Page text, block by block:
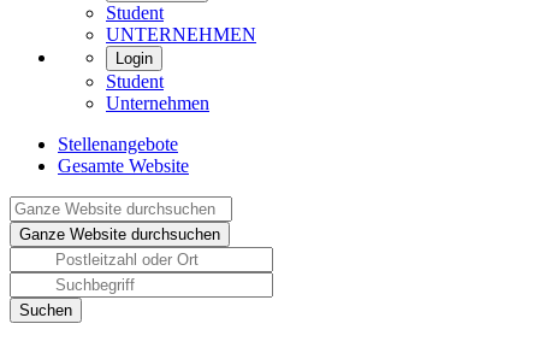
Student
UNTERNEHMEN
Login
Student
Unternehmen
Stellenangebote
Gesamte Website